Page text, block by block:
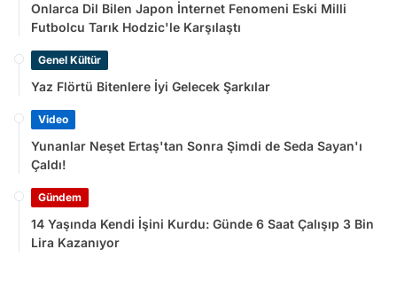
Onlarca Dil Bilen Japon İnternet Fenomeni Eski Milli
Futbolcu Tarık Hodzic'le Karşılaştı
Genel Kültür
Yaz Flörtü Bitenlere İyi Gelecek Şarkılar
Video
Yunanlar Neşet Ertaş'tan Sonra Şimdi de Seda Sayan'ı
Çaldı!
Gündem
14 Yaşında Kendi İşini Kurdu: Günde 6 Saat Çalışıp 3 Bin
Lira Kazanıyor